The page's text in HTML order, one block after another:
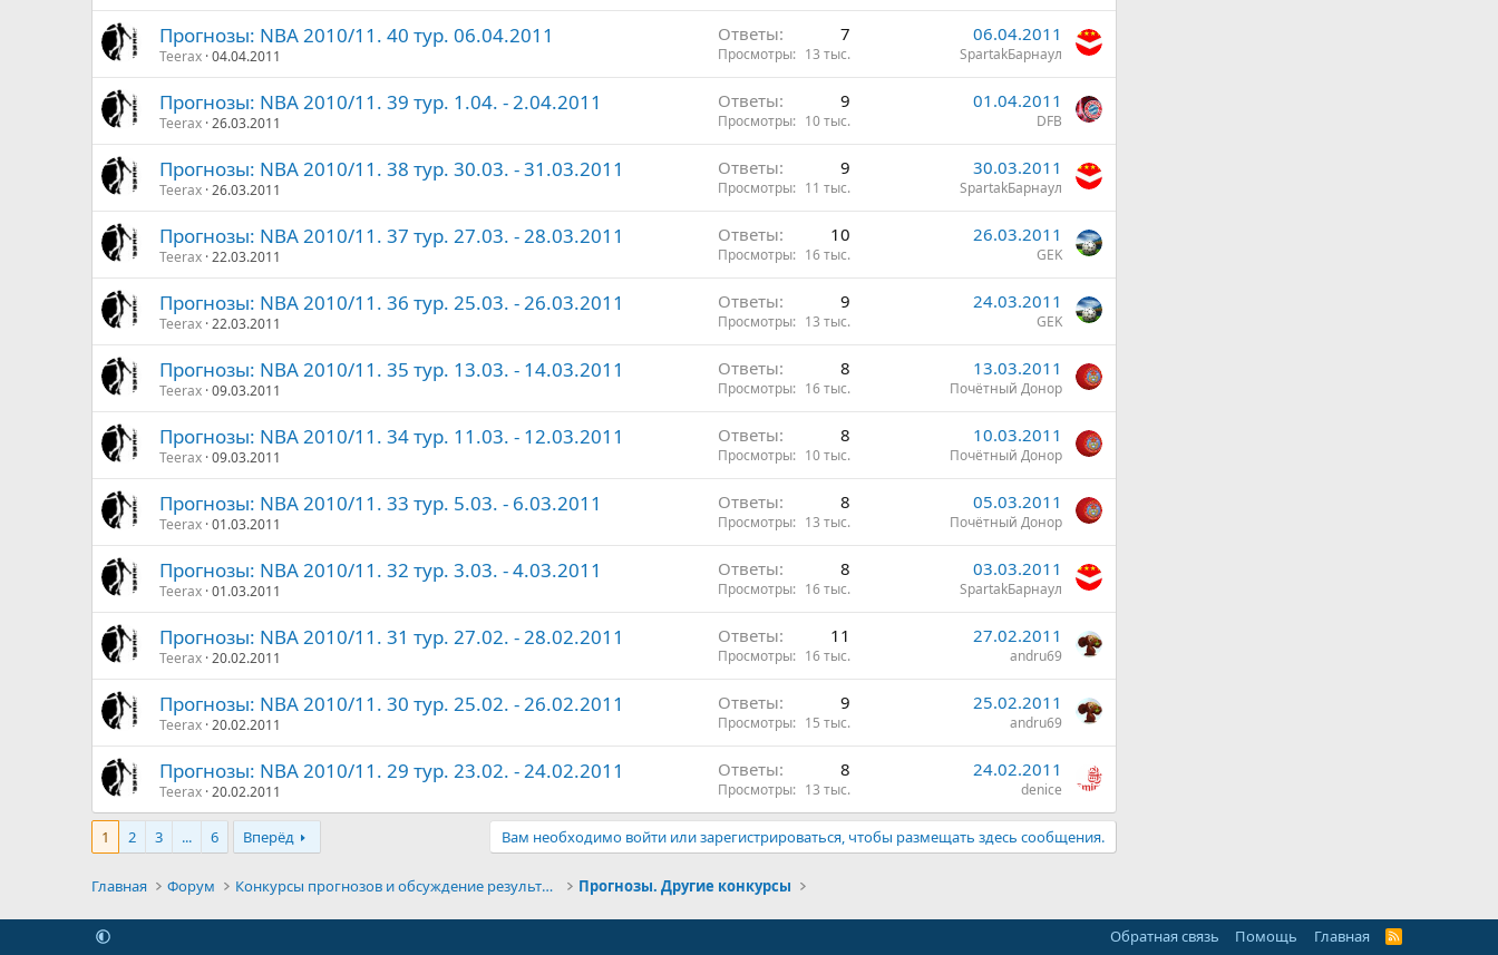
Прогнозы: NBA 2010/11. 40 тур. 06.04.2011
Teerax 04.04.2011
Ответы 7
Просмотры 13 тыс.
06.04.2011
SpartakБарнаул
Прогнозы: NBA 2010/11. 39 тур. 1.04. - 2.04.2011
Teerax 26.03.2011
Ответы 9
Просмотры 10 тыс.
01.04.2011
DFB
Прогнозы: NBA 2010/11. 38 тур. 30.03. - 31.03.2011
Teerax 26.03.2011
Ответы 9
Просмотры 11 тыс.
30.03.2011
SpartakБарнаул
Прогнозы: NBA 2010/11. 37 тур. 27.03. - 28.03.2011
Teerax 22.03.2011
Ответы 10
Просмотры 16 тыс.
26.03.2011
GEK
Прогнозы: NBA 2010/11. 36 тур. 25.03. - 26.03.2011
Teerax 22.03.2011
Ответы 9
Просмотры 13 тыс.
24.03.2011
GEK
Прогнозы: NBA 2010/11. 35 тур. 13.03. - 14.03.2011
Teerax 09.03.2011
Ответы 8
Просмотры 16 тыс.
13.03.2011
Почётный Донор
Прогнозы: NBA 2010/11. 34 тур. 11.03. - 12.03.2011
Teerax 09.03.2011
Ответы 8
Просмотры 10 тыс.
10.03.2011
Почётный Донор
Прогнозы: NBA 2010/11. 33 тур. 5.03. - 6.03.2011
Teerax 01.03.2011
Ответы 8
Просмотры 13 тыс.
05.03.2011
Почётный Донор
Прогнозы: NBA 2010/11. 32 тур. 3.03. - 4.03.2011
Teerax 01.03.2011
Ответы 8
Просмотры 16 тыс.
03.03.2011
SpartakБарнаул
Прогнозы: NBA 2010/11. 31 тур. 27.02. - 28.02.2011
Teerax 20.02.2011
Ответы 11
Просмотры 16 тыс.
27.02.2011
andru69
Прогнозы: NBA 2010/11. 30 тур. 25.02. - 26.02.2011
Teerax 20.02.2011
Ответы 9
Просмотры 15 тыс.
25.02.2011
andru69
Прогнозы: NBA 2010/11. 29 тур. 23.02. - 24.02.2011
Teerax 20.02.2011
Ответы 8
Просмотры 13 тыс.
24.02.2011
denice
1 2 3 ... 6 Вперёд Вам необходимо войти или зарегистрироваться, чтобы размещать здесь сообщения.
Главная Форум Конкурсы прогнозов и обсуждение результатов Прогнозы. Другие конкурсы
Обратная связь Помощь Главная
R